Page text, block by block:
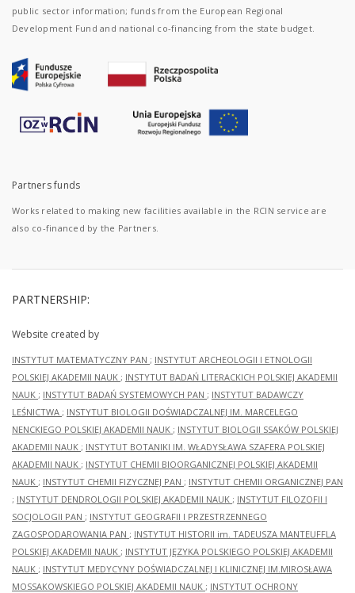
public sector information; funds from the European Regional
Development Fund and national co-financing from the state budget.
Partners funds
Works related to making new facilities available in the RCIN service are
also co-financed by the Partners.
PARTNERSHIP:
Website created by
INSTYTUT MATEMATYCZNY PAN ; INSTYTUT ARCHEOLOGII I ETNOLOGII
POLSKIEJ AKADEMII NAUK ; INSTYTUT BADAŃ LITERACKICH POLSKIEJ AKADEMII
NAUK ; INSTYTUT BADAŃ SYSTEMOWYCH PAN ; INSTYTUT BADAWCZY
LEŚNICTWA ; INSTYTUT BIOLOGII DOŚWIADCZALNEJ IM. MARCELEGO
NENCKIEGO POLSKIEJ AKADEMII NAUK ; INSTYTUT BIOLOGII SSAKÓW POLSKIEJ
AKADEMII NAUK ; INSTYTUT BOTANIKI IM. WŁADYSŁAWA SZAFERA POLSKIEJ
AKADEMII NAUK ; INSTYTUT CHEMII BIOORGANICZNEJ POLSKIEJ AKADEMII
NAUK ; INSTYTUT CHEMII FIZYCZNEJ PAN ; INSTYTUT CHEMII ORGANICZNEJ PAN
; INSTYTUT DENDROLOGII POLSKIEJ AKADEMII NAUK ; INSTYTUT FILOZOFII I
SOCJOLOGII PAN ; INSTYTUT GEOGRAFII I PRZESTRZENNEGO
ZAGOSPODAROWANIA PAN ; INSTYTUT HISTORII im. TADEUSZA MANTEUFFLA
POLSKIEJ AKADEMII NAUK ; INSTYTUT JĘZYKA POLSKIEGO POLSKIEJ AKADEMII
NAUK ; INSTYTUT MEDYCYNY DOŚWIADCZALNEJ I KLINICZNEJ IM.MIROSŁAWA
MOSSAKOWSKIEGO POLSKIEJ AKADEMII NAUK ; INSTYTUT OCHRONY